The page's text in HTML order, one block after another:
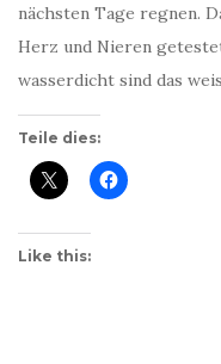
nächsten Tage regnen.
Herz und Nieren
wasserdicht sind das
Teile dies:
Like this: